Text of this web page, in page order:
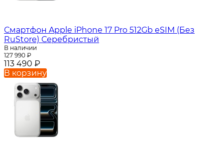
Смартфон Apple iPhone 17 Pro 512Gb eSIM (Без
RuStore) Серебристый
В наличии
127 990 ₽
113 490 ₽
В корзину